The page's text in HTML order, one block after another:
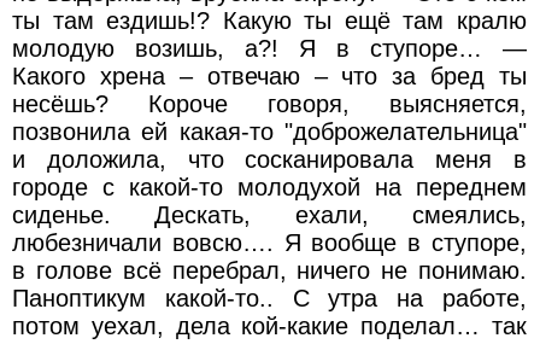
ты там ездишь!? Какую ты ещё там кралю
молодую возишь, а?! Я в ступоре… —
Какого хрена – отвечаю – что за бред ты
несёшь? Короче говоря, выясняется,
позвонила ей какая-то "доброжелательница"
и доложила, что сосканировала меня в
городе с какой-то молодухой на переднем
сиденье. Дескать, ехали, смеялись,
любезничали вовсю…. Я вообще в ступоре,
в голове всё перебрал, ничего не понимаю.
Паноптикум какой-то.. С утра на работе,
потом уехал, дела кой-какие поделал… так